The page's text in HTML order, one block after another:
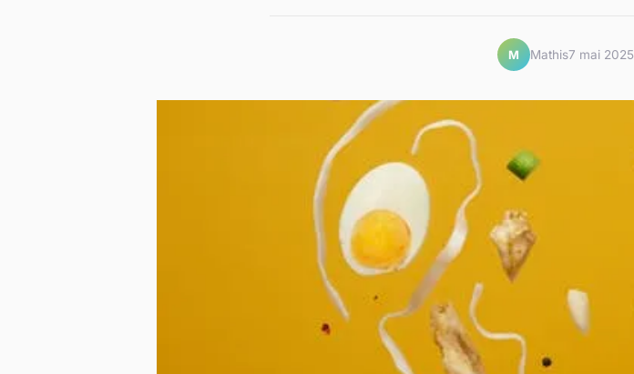
M Mathis7 mai 2025